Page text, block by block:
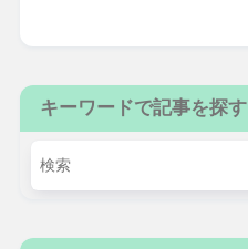
キーワードで記事を探す